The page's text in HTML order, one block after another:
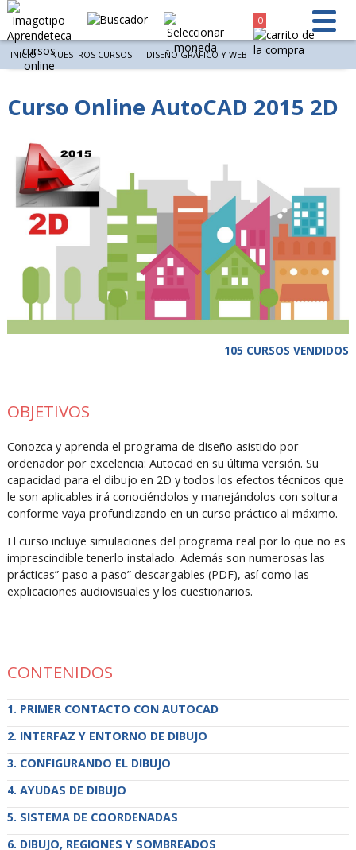
0
INICIO NUESTROS CURSOS DISEÑO GRÁFICO Y WEB
Curso Online AutoCAD 2015 2D
105 CURSOS VENDIDOS
OBJETIVOS
Conozca y aprenda el programa de diseño asistido por
ordenador por excelencia: Autocad en su última versión. Su
capacidad para el dibujo en 2D y todos los efectos técnicos que
le son aplicables irá conociéndolos y manejándolos con soltura
conforme vaya profundizando en un curso práctico al máximo.
El curso incluye simulaciones del programa real por lo que no es
imprescindible tenerlo instalado. Además son numerosas las
prácticas” paso a paso” descargables (PDF), así como las
explicaciones audiovisuales y los cuestionarios.
CONTENIDOS
PRIMER CONTACTO CON AUTOCAD
INTERFAZ Y ENTORNO DE DIBUJO
CONFIGURANDO EL DIBUJO
AYUDAS DE DIBUJO
SISTEMA DE COORDENADAS
DIBUJO, REGIONES Y SOMBREADOS